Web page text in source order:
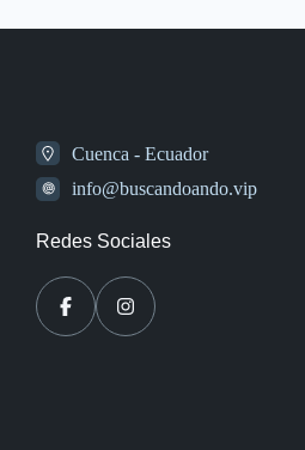
Cuenca - Ecuador
info@buscandoando.vip
Redes Sociales